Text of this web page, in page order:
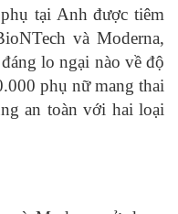
tại Anh được tiêm
và Moderna,
lo ngại nào về độ
phụ nữ mang thai
an toàn với hai loại